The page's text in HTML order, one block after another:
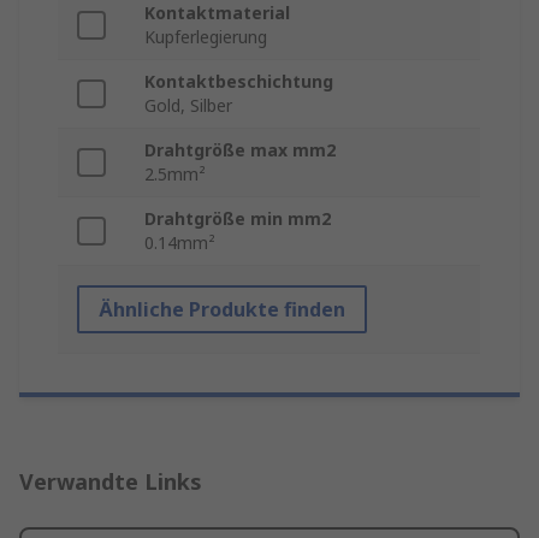
Kontaktmaterial
Kupferlegierung
Kontaktbeschichtung
Gold, Silber
Drahtgröße max mm2
2.5mm²
Drahtgröße min mm2
0.14mm²
Ähnliche Produkte finden
Verwandte Links